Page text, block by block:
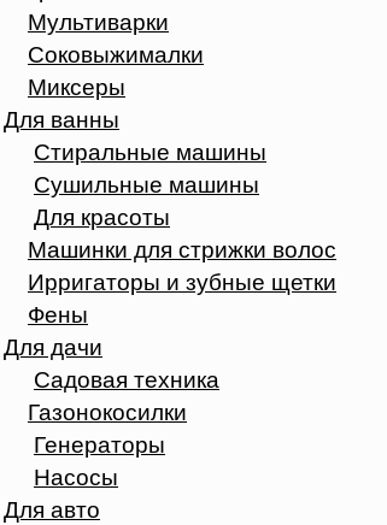
Мультиварки
Соковыжималки
Миксеры
Для ванны
Стиральные машины
Сушильные машины
Для красоты
Машинки для стрижки волос
Ирригаторы и зубные щетки
Фены
Для дачи
Садовая техника
Газонокосилки
Генераторы
Насосы
Для авто